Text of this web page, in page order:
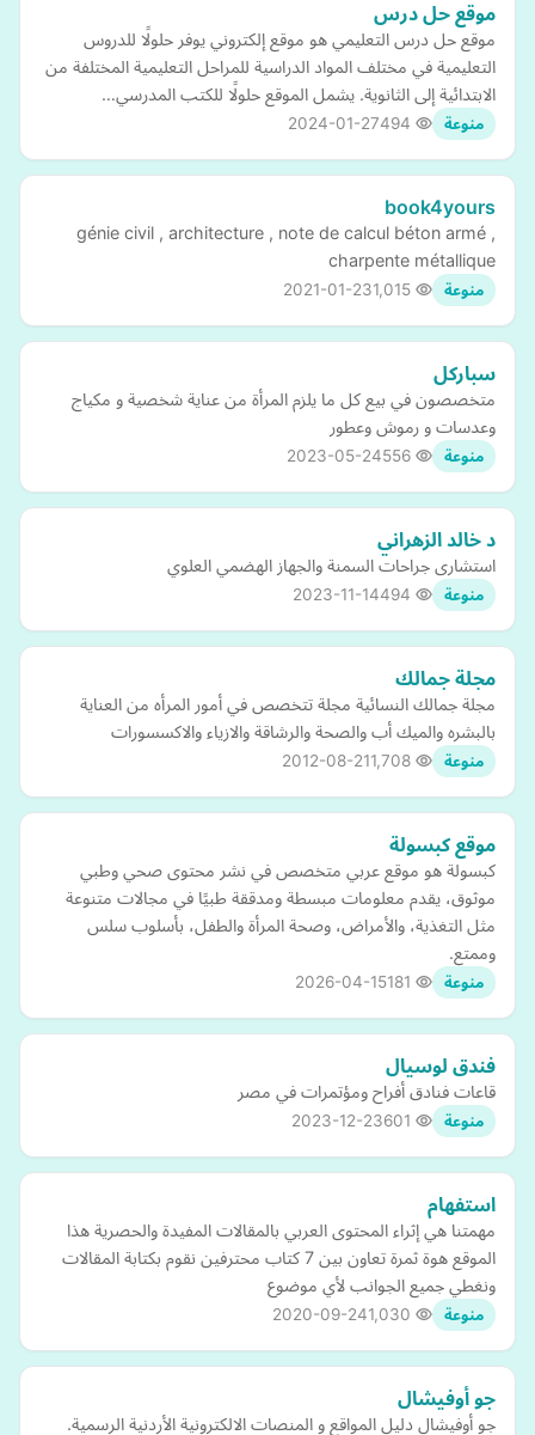
موقع حل درس
موقع حل درس التعليمي هو موقع إلكتروني يوفر حلولًا للدروس
التعليمية في مختلف المواد الدراسية للمراحل التعليمية المختلفة من
الابتدائية إلى الثانوية. يشمل الموقع حلولًا للكتب المدرسي…
منوعة 2024-01-27
book4yours
génie civil , architecture , note de calcul béton armé ,
charpente métallique
منوعة 2021-01-23
سباركل
متخصصون في بيع كل ما يلزم المرأة من عناية شخصية و مكياج
وعدسات و رموش وعطور
منوعة 2023-05-24
د خالد الزهراني
استشارى جراحات السمنة والجهاز الهضمي العلوي
منوعة 2023-11-14
مجلة جمالك
مجلة جمالك النسائية مجلة تتخصص في أمور المرأه من العناية
بالبشره والميك أب والصحة والرشاقة والازياء والاكسسورات
منوعة 2012-08-21
موقع كبسولة
كبسولة هو موقع عربي متخصص في نشر محتوى صحي وطبي
موثوق، يقدم معلومات مبسطة ومدققة طبيًا في مجالات متنوعة
مثل التغذية، والأمراض، وصحة المرأة والطفل، بأسلوب سلس
وممتع.
منوعة 2026-04-15
فندق لوسيال
قاعات فنادق أفراح ومؤتمرات في مصر
منوعة 2023-12-23
استفهام
مهمتنا هي إثراء المحتوى العربي بالمقالات المفيدة والحصرية هذا
الموقع هوة ثمرة تعاون بين 7 كتاب محترفين نقوم بكتابة المقالات
ونغطي جميع الجوانب لأي موضوع
منوعة 2020-09-24
جو أوفيشال
جو أوفيشال دليل المواقع و المنصات الالكترونية الأردنية الرسمية.